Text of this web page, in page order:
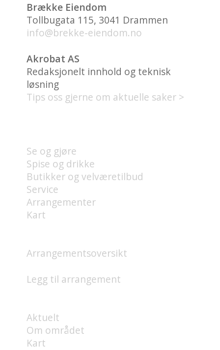
Brække Eiendom
Tollbugata 115, 3041 Drammen
info@brekke-eiendom.no
Akrobat AS
Redaksjonelt innhold og teknisk
løsning
Tips oss gjerne om aktuelle saker >
Se og gjøre
Spise og drikke
Butikker og velværetilbud
Service
Arrangementer
Kart
Arrangementsoversikt
Legg til arrangement
Aktuelt
Om området
Kart